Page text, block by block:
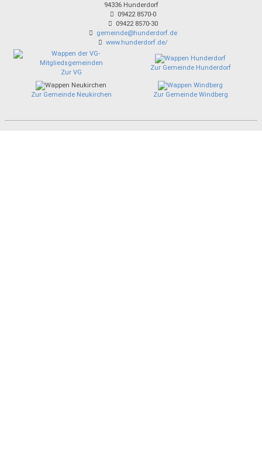
94336 Hunderdorf
09422 8570-0
09422 8570-30
gemeinde@hunderdorf.de
www.hunderdorf.de/
Zur VG
Zur Gemeinde Hunderdorf
Zur Gemeinde Neukirchen Zur Gemeinde Windberg